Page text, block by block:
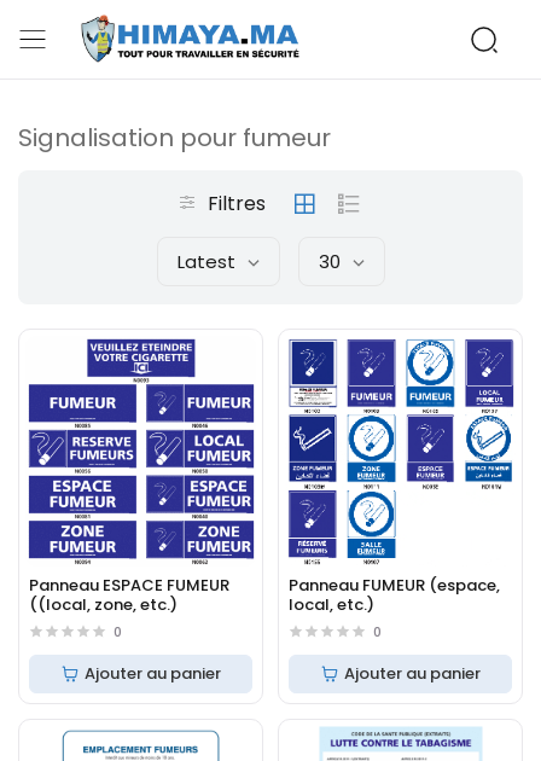
Signalisation pour fumeur
Filtres
Latest 30
Panneau ESPACE FUMEUR
((local, zone, etc.)
0
Ajouter au panier
Panneau FUMEUR (espace,
local, etc.)
0
Ajouter au panier